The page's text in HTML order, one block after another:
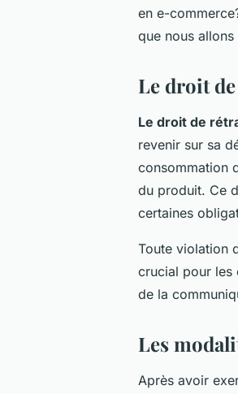
en e-
que nous
Le droit
Le droit de
revenir sur sa
consommation
du produit. Ce
certaines
Toute violation
crucial pour les
de la
Les
Après avoir